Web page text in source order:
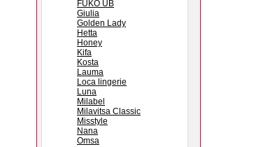
FUKO UB
Giulia
Golden Lady
Hetta
Honey
Kifa
Kosta
Lauma
Loca lingerie
Luna
Milabel
Milavitsa Classic
Misstyle
Nana
Omsa